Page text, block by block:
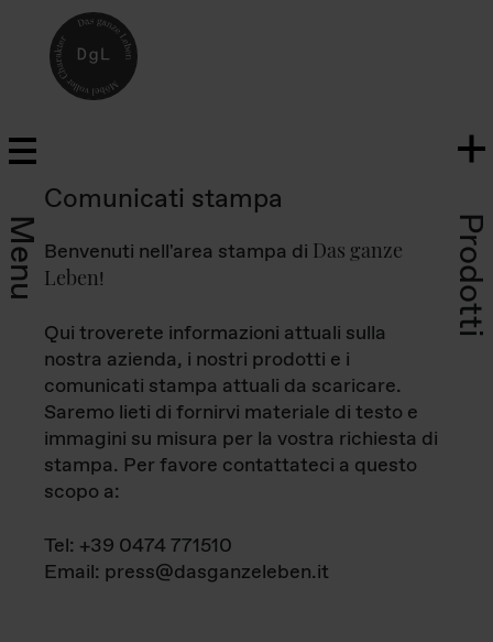
Menu Prodotti
Comunicati stampa
Benvenuti nell'area stampa di Das ganze
Leben!
Qui troverete informazioni attuali sulla
nostra azienda, i nostri prodotti e i
comunicati stampa attuali da scaricare.
Saremo lieti di fornirvi materiale di testo e
immagini su misura per la vostra richiesta di
stampa. Per favore contattateci a questo
scopo a:
Tel: +39 0474 771510
Email: press@dasganzeleben.it